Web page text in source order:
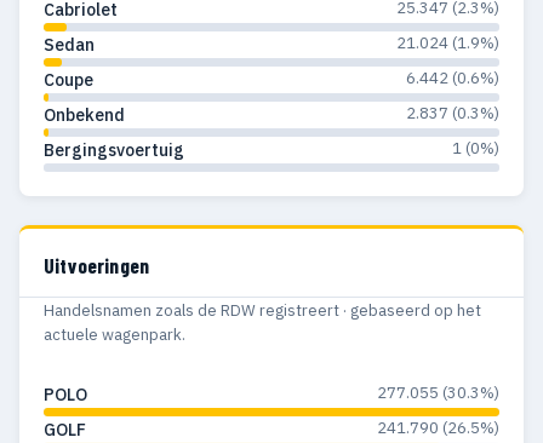
1967 295
1966 586 266
1965 266
1964 337 190
1962
1961 201 114
1959 147 105
Cabriolet 25.347 (2.3%)
Sedan 21.024 (1.9%)
Coupe 6.442 (0.6%)
Onbekend 2.837 (0.3%)
Bergingsvoertuig 1 (0%)
Uitvoeringen
Handelsnamen zoals de RDW registreert · gebaseerd op het
actuele wagenpark.
POLO 277.055 (30.3%)
GOLF 241.790 (26.5%)